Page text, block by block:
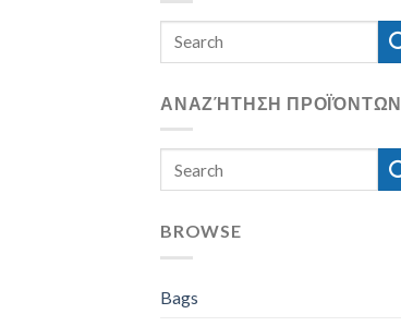
Search
ΑΝΑΖΉΤΗΣΗ ΠΡΟΪΌΝΤΩΝ
BROWSE
Bags